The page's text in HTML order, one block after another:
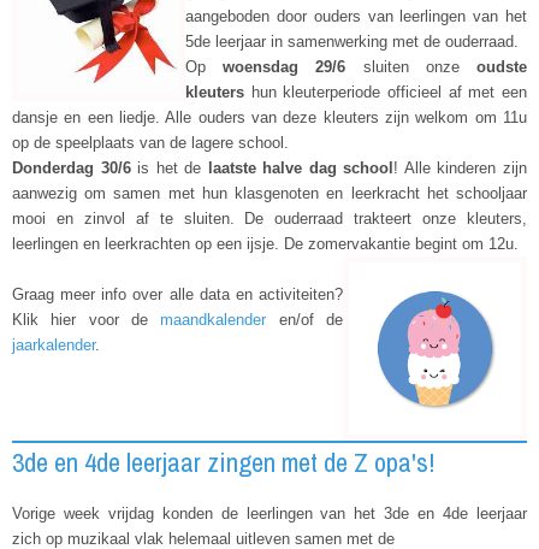
aangeboden door ouders van leerlingen van het
5de leerjaar in samenwerking met de ouderraad.
Opwoensdag 29/6 sluiten onzeoudste
kleuters hun kleuterperiode officieel af met een
dansje en een liedje. Alle ouders van deze kleuters zijn welkom om 11u
op de speelplaats van de lagere school.
Donderdag 30/6is het de laatste halve dag school ! Alle kinderen zijn
aanwezig om samen met hun klasgenoten en leerkracht het schooljaar
mooi en zinvol af te sluiten. De ouderraad trakteert onze kleuters,
leerlingen en leerkrachten op een ijsje. De zomervakantie begint om 12u.
Graag meer info over alle data en activiteiten?
Klik hier voor de maandkalender en/of de
jaarkalender.
3de en 4de leerjaar zingen met de Z opa's!
Vorige week vrijdag konden de leerlingen van het 3de en 4de leerjaar
zich op muzikaal vlak helemaal uitleven samen met de